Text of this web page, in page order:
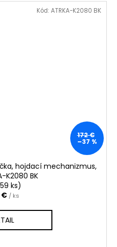
172 €
–37 %
hojdací mechanizmus,
K2080 BK
59 ks)
€ / ks
Kód: ATRKA-K2080 BK